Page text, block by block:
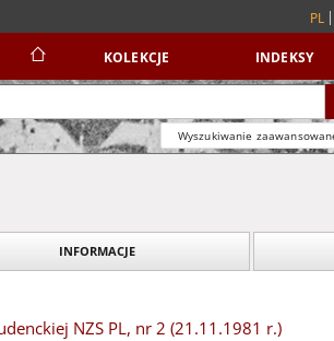
PL
KOLEKCJE INDEKSY
Wyszukiwanie
INFORMACJE
NZS PL, nr 2 (21.11.1981 r.)